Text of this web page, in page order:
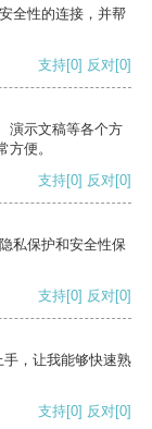
全性的连接，并帮
支持[0] 反对[0]
演示文稿等各个方
便。
支持[0] 反对[0]
私保护和安全性保
支持[0] 反对[0]
，让我能够快速熟
支持[0] 反对[0]